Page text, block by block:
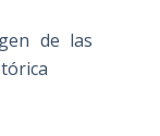
de las